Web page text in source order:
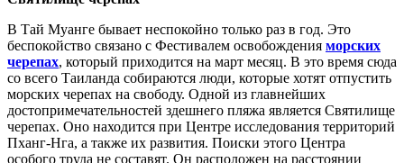
В Тай Муанге бывает неспокойно только раз в год. Это
беспокойство связано с Фестивалем освобождения морских
черепах, который приходится на март месяц. В это время сюда
со всего Таиланда собираются люди, которые хотят отпустить
морских черепах на свободу. Одной из главнейших
достопримечательностей здешнего пляжа является Святилище
черепах. Оно находится при Центре исследования территорий
Пханг-Нга, а также их развития. Поиски этого Центра
особого труда не составят. Он расположен на расстоянии